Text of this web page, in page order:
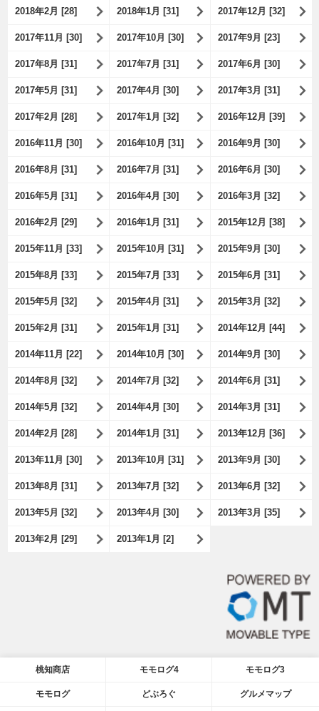
2018年2月 [28] 2018年1月 [31] 2017年12月 [32]
2017年11月 [30] 2017年10月 [30] 2017年9月 [23]
2017年8月 [31] 2017年7月 [31] 2017年6月 [30]
2017年5月 [31] 2017年4月 [30] 2017年3月 [31]
2017年2月 [28] 2017年1月 [32] 2016年12月 [39]
2016年11月 [30] 2016年10月 [31] 2016年9月 [30]
2016年8月 [31] 2016年7月 [31] 2016年6月 [30]
2016年5月 [31] 2016年4月 [30] 2016年3月 [32]
2016年2月 [29] 2016年1月 [31] 2015年12月 [38]
2015年11月 [33] 2015年10月 [31] 2015年9月 [30]
2015年8月 [33] 2015年7月 [33] 2015年6月 [31]
2015年5月 [32] 2015年4月 [31] 2015年3月 [32]
2015年2月 [31] 2015年1月 [31] 2014年12月 [44]
2014年11月 [22] 2014年10月 [30] 2014年9月 [30]
2014年8月 [32] 2014年7月 [32] 2014年6月 [31]
2014年5月 [32] 2014年4月 [30] 2014年3月 [31]
2014年2月 [28] 2014年1月 [31] 2013年12月 [36]
2013年11月 [30] 2013年10月 [31] 2013年9月 [30]
2013年8月 [31] 2013年7月 [32] 2013年6月 [32]
2013年5月 [32] 2013年4月 [30] 2013年3月 [35]
2013年2月 [29] 2013年1月 [2]
桃知商店 モモログ4 モモログ3
モモログ どぶろぐ グルメマップ